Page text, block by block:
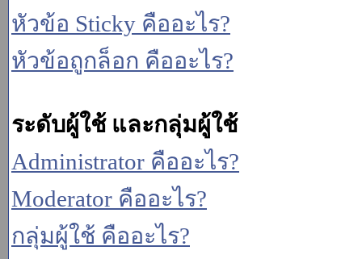
หัวข้อ Sticky คืออะไร?
หัวข้อถูกล็อก คืออะไร?
ระดับผู้ใช้ และกลุ่มผู้ใช้
Administrator คืออะไร?
Moderator คืออะไร?
กลุ่มผู้ใช้ คืออะไร?